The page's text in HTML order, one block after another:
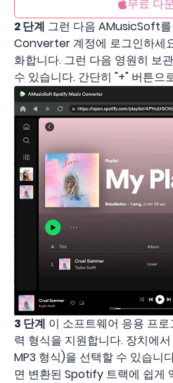
무료 다
2 단계 그런 다음 AMusicSoft
Converter 계정에 로그인하세
화합니다. 그런 다음 영원히 보
수 있습니다. 간단히 "+" 버튼으
3 단계 이 소프트웨어 응용 프
력 형식을 지원합니다. 장치에
MP3 형식)을 선택할 수 있습니
면 변환된 Spotify 트랙에 쉽게